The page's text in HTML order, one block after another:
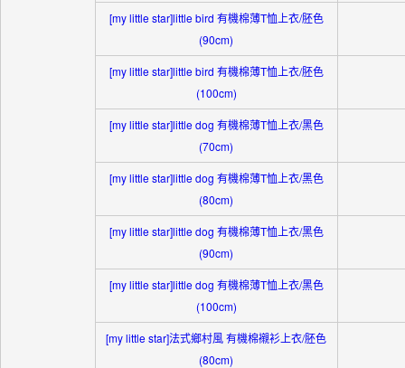
[my little star]little bird 有機棉薄T恤上衣/胚色
(90cm)
[my little star]little bird 有機棉薄T恤上衣/胚色
(100cm)
[my little star]little dog 有機棉薄T恤上衣/黑色
(70cm)
[my little star]little dog 有機棉薄T恤上衣/黑色
(80cm)
[my little star]little dog 有機棉薄T恤上衣/黑色
(90cm)
[my little star]little dog 有機棉薄T恤上衣/黑色
(100cm)
[my little star]法式鄉村風 有機棉襯衫上衣/胚色
(80cm)